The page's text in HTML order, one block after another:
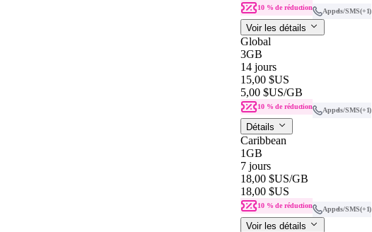
10 % de réduction Appels/SMS(+1)
Voir les détails
Global
3GB
14 jours
15,00 $US
5,00 $US/GB
10 % de réduction Appels/SMS(+1)
Détails
Caribbean
1GB
7 jours
18,00 $US/GB
18,00 $US
10 % de réduction Appels/SMS(+1)
Voir les détails